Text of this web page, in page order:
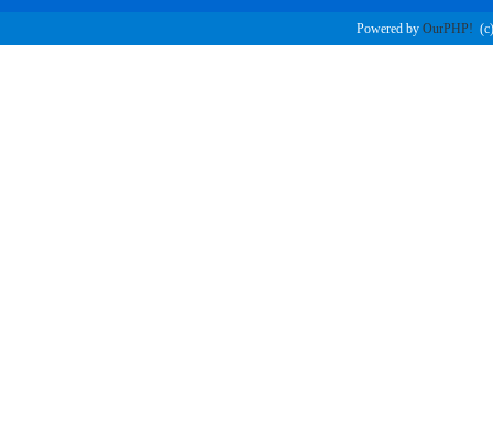
Powered by OurPHP!